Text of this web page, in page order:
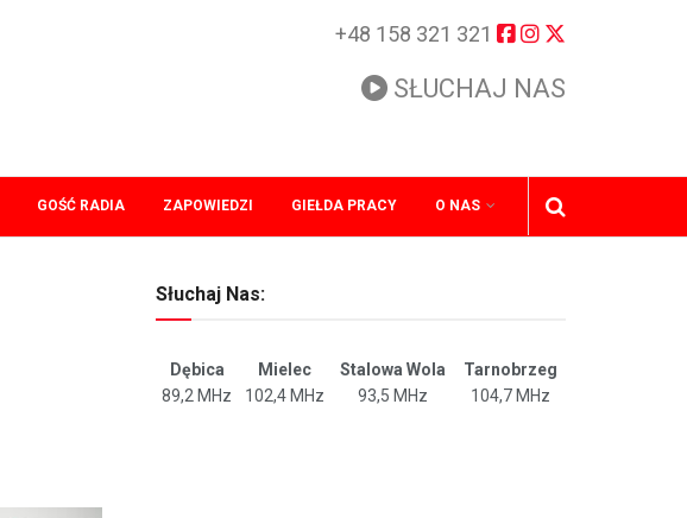
+48 158 321 321
SŁUCHAJ NAS
GOŚĆ RADIA ZAPOWIEDZI GIEŁDA PRACY O NAS
Słuchaj Nas:
Dębica Mielec Stalowa Wola
Tarnobrzeg
89,2 MHz
102,4 MHz 93,5 MHz 104,7 MHz